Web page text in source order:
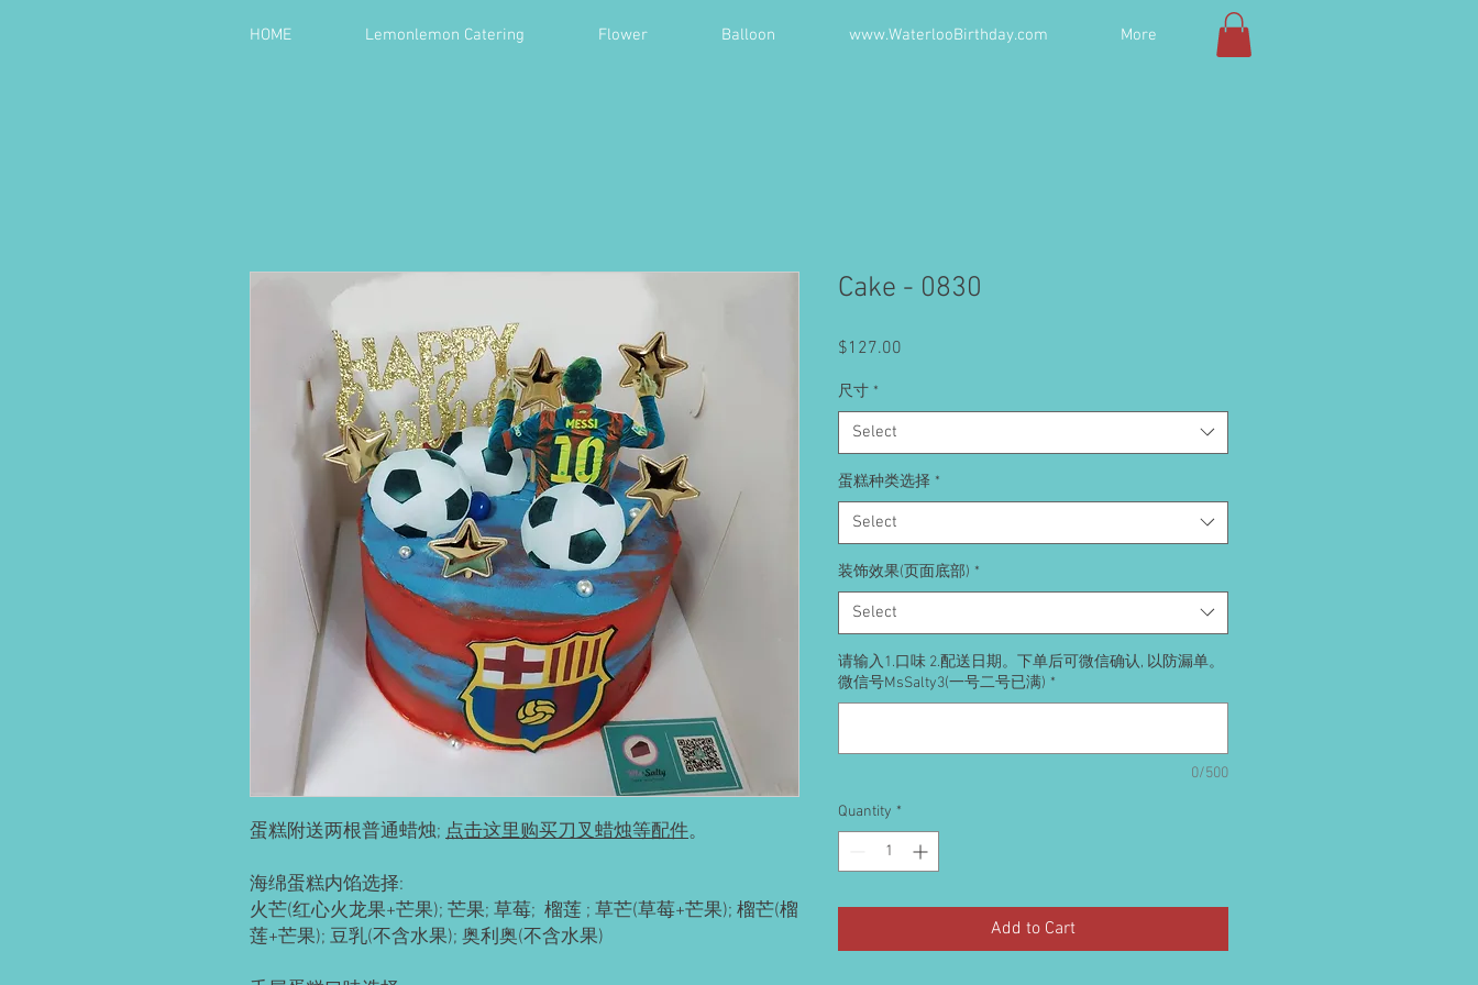
HOME Lemonlemon Catering Flower Balloon www.WaterlooBirthday.com More
蛋糕附送两根普通蜡烛; 点击这里购买刀叉蜡烛等配件。
海绵蛋糕内馅选择:
火芒(红心火龙果+芒果); 芒果; 草莓; 榴莲 ; 草芒(草莓+芒果); 榴芒(榴
莲+芒果); 豆乳(不含水果); 奥利奥(不含水果)
Cake - 0830
$127.00
尺寸 *
Select
蛋糕种类选择 *
Select
装饰效果(页面底部) *
Select
请输入1.口味 2.配送日期。下单后可微信确认, 以防漏单。
微信号MsSalty3(一号二号已满) *
0/500
Quantity *
Add to Cart